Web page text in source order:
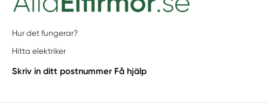
Hur det fungerar?
Hitta elektriker
Skriv in ditt postnummer Få hjälp